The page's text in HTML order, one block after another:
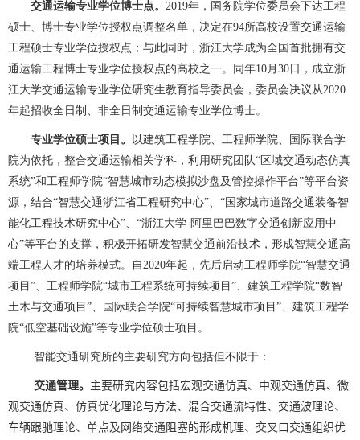
交通运输专业学位博士点。 2019年，国务院学位委员会下达工程
硕士、博士专业学位授权点调整名单，决定在94所高校设置交通运输
工程硕士专业学位授权点；与此同时，浙江大学成为全国首批拥有交
通运输工程博士专业学位授权点的高校之一。同年10月30日，成立浙
江大学交通运输专业学位研究生教育指导委员会，委员会决议从2020
年起招收全日制、非全日制交通运输专业学位博士。
专业学位硕士项目。
以建筑工程学院、工程师学院、国际联合学
院为依托，整合交通运输相关学科，利用研究团队“区域交通动态仿真
系统”和工程师学院“智慧城市动态模拟沙盘及管控操作平台”等平台资
源，结合“智慧交通浙江省工程研究中心”、“国家城市道路交通装备智
能化工程技术研究中心”、“浙江大学-阿里巴巴数字交通创新应用中
心”等平台的支撑，积极开拓研发智慧交通前沿技术，形成智慧交通高
端工程人才的培养模式。自2020年起，先后启动工程师学院“智慧交通
项目”、工程师学院“城市工程系统可持续项目”、建筑工程学院“数智
土木与交通项目”、国际联合学院“可持续智慧城市项目”、建筑工程学
院“低空基础设施”等专业学位硕士项目。
智能交通研究所的主要研究方向包括但不限于：
交通管理。 主要研究内容包括宏观交通仿真、中观交通仿真、微
观交通仿真、仿真优化理论与方法、混合交通流特性、交通波理论、
车辆跟驰理论、单点及网络交通阻塞的形成机理、交叉口交通组织优